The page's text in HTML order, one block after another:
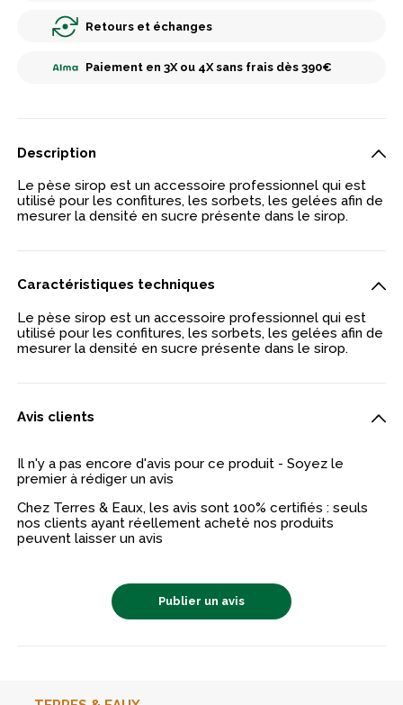
Retours et échanges
Paiement en 3X ou 4X sans frais dès 390€
Description
Le pèse sirop est un accessoire professionnel qui est
utilisé pour les confitures, les sorbets, les gelées afin de
mesurer la densité en sucre présente dans le sirop.
Caractéristiques techniques
Le pèse sirop est un accessoire professionnel qui est
utilisé pour les confitures, les sorbets, les gelées afin de
mesurer la densité en sucre présente dans le sirop.
Avis clients
Il n'y a pas encore d'avis pour ce produit - Soyez le
premier à rédiger un avis
Chez Terres & Eaux, les avis sont 100% certifiés : seuls
nos clients ayant réellement acheté nos produits
peuvent laisser un avis
Publier un avis